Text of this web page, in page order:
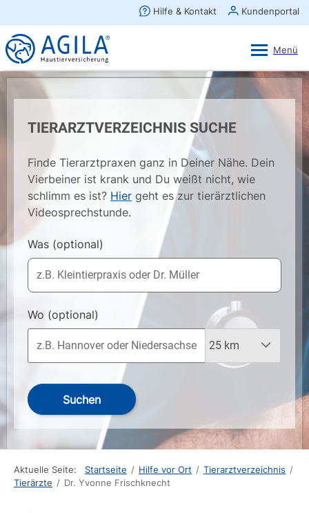
TIERARZTVERZEICHNIS SUCHE
Finde Tierarztpraxen ganz in Deiner Nähe. Dein
Vierbeiner ist krank und Du weißt nicht, wie
schlimm es ist? Hier geht es zur tierärztlichen
Videosprechstunde.
Was (optional)
Wo (optional)
Suchen
Aktuelle Seite: Startseite / Hilfe vor Ort / Tierarztverzeichnis /
Tierärzte / Dr. Yvonne Frischknecht
×
AGILA Kunden-App
Gratis - Im Play Store laden
Ansehen